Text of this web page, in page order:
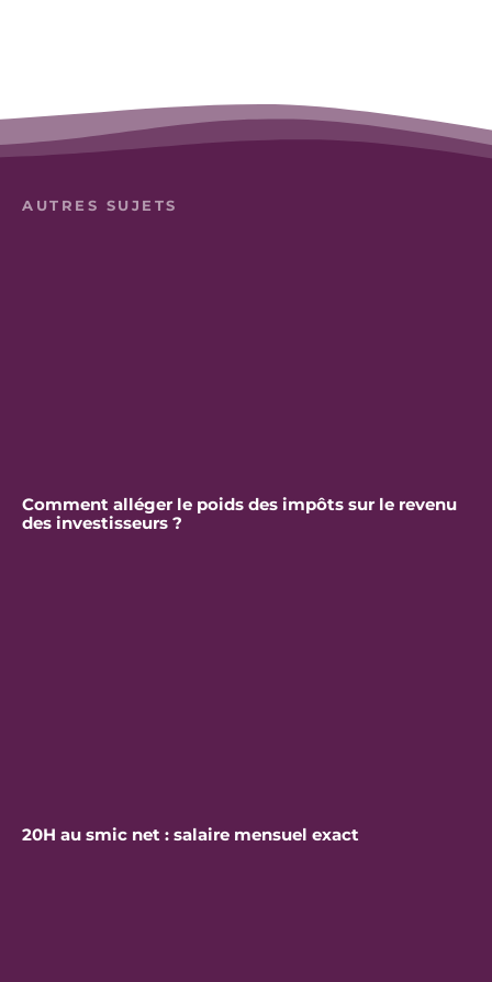
AUTRES SUJETS
Comment alléger le poids des impôts sur le revenu
des investisseurs ?
20H au smic net : salaire mensuel exact